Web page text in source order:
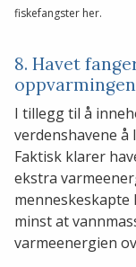
fiskefangster her.
8. Havet
oppvarmingen
I tillegg til å
verdenshavene å
Faktisk klarer
ekstra
menneskeskapte
minst at
varmeenergien